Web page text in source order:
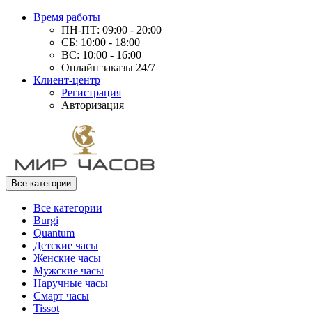
Время работы
ПН-ПТ: 09:00 - 20:00
СБ: 10:00 - 18:00
ВС: 10:00 - 16:00
Онлайн заказы 24/7
Клиент-центр
Регистрация
Авторизация
Все категории
Все категории
Burgi
Quantum
Детские часы
Женские часы
Мужские часы
Наручные часы
Смарт часы
Tissot